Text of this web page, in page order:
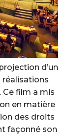
d’un
Ce film a mis
en matière
des droits
façonné son